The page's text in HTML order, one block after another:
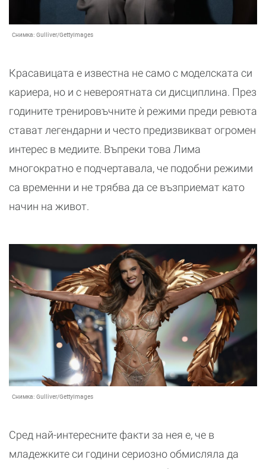
Снимка: Gulliver/GettyImages
Красавицата е известна не само с моделската си
кариера, но и с невероятната си дисциплина. През
годините тренировъчните ѝ режими преди ревюта
стават легендарни и често предизвикват огромен
интерес в медиите. Въпреки това Лима
многократно е подчертавала, че подобни режими
са временни и не трябва да се възприемат като
начин на живот.
Снимка: Gulliver/GettyImages
Сред най-интересните факти за нея е, че в
младежките си години сериозно обмисляла да